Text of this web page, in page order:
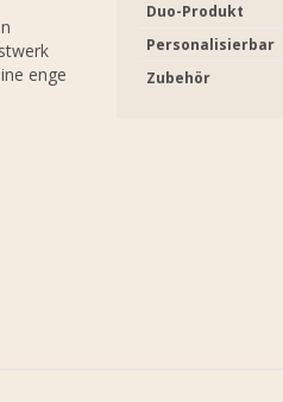
enge
Duo-Produkt
Personalisierbar
Zubehör